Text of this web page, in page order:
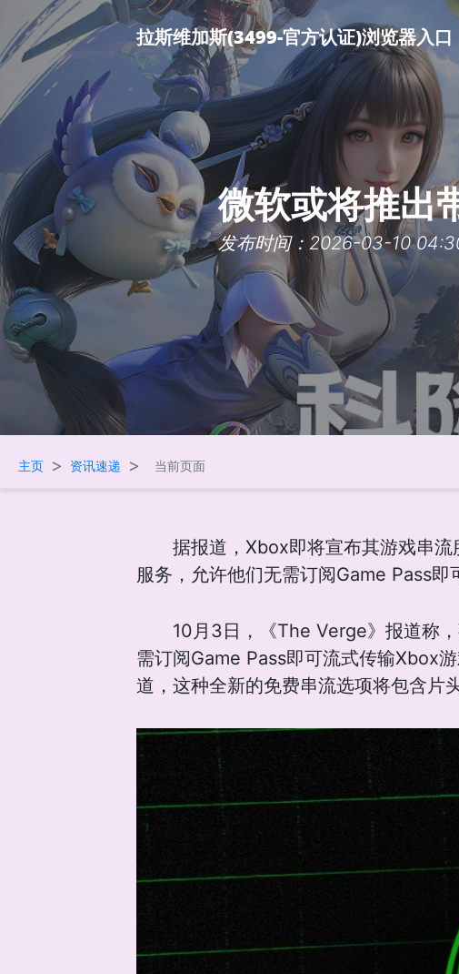
拉斯维加斯(3499-官方认证)浏览器入口
微软或将推出
发布时间：2026-03-10
主页 > 资讯速递 > 当前页面
据报道，Xbox即将宣布其游戏串
服务，允许他们无需订阅Game Pass即
10月3日，《The Verge》报道称
需订阅Game Pass即可流式传输Xbox
道，这种全新的免费串流选项将包含片